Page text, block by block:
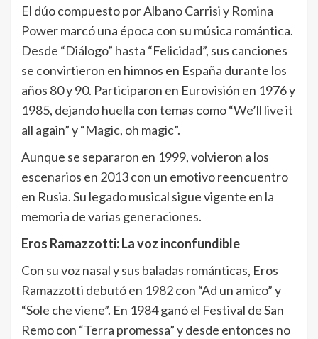
El dúo compuesto por Albano Carrisi y Romina
Power marcó una época con su música romántica.
Desde “Diálogo” hasta “Felicidad”, sus canciones
se convirtieron en himnos en España durante los
años 80 y 90. Participaron en Eurovisión en 1976 y
1985, dejando huella con temas como “We’ll live it
all again” y “Magic, oh magic”.
Aunque se separaron en 1999, volvieron a los
escenarios en 2013 con un emotivo reencuentro
en Rusia. Su legado musical sigue vigente en la
memoria de varias generaciones.
Eros Ramazzotti: La voz inconfundible
Con su voz nasal y sus baladas románticas, Eros
Ramazzotti debutó en 1982 con “Ad un amico” y
“Sole che viene”. En 1984 ganó el Festival de San
Remo con “Terra promessa” y desde entonces no